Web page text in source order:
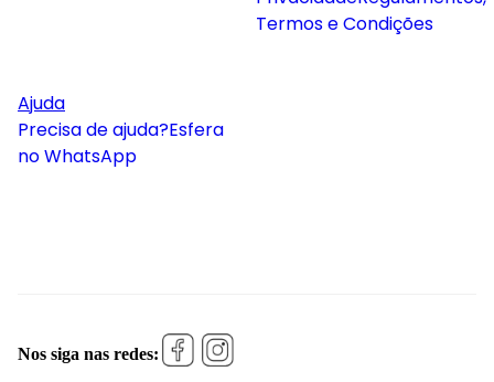
Termos e Condições
Ajuda
Precisa de ajuda?Esfera
no WhatsApp
Nos siga nas redes: